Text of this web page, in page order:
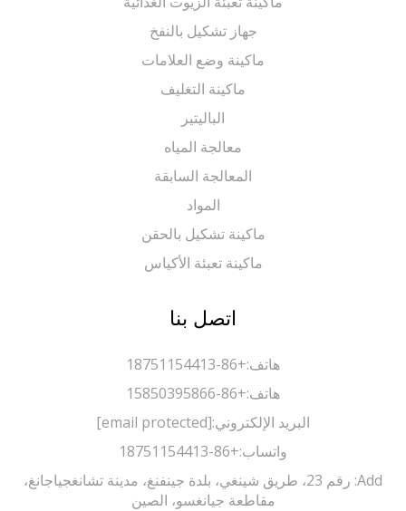
جهاز تشكيل بالنفخ
ماكينة وضع العلامات
ماكينة التغليف
الباليتير
معالجة المياه
المعالجة السابقة
ماكينة تشكيل بالحقن
ماكينة تعبئة الأكياس
اتصل بنا
+86-18751154413
+86-15850395866
البريد الإلكتروني:[email protected]
واتساب:+86-18751154413
Add: رقم 23، طريق شينغي، بلدة جينفنغ، مدينة تشانغجياجانغ،
مقاطعة جيانغسو، الصين